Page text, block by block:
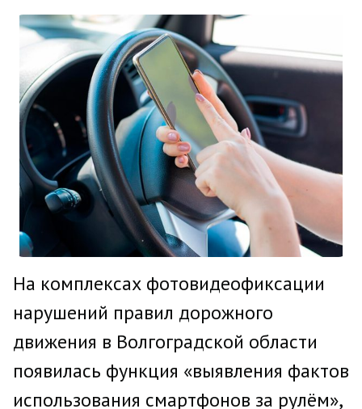
На комплексах фотовидеофиксации
нарушений правил дорожного
движения в Волгоградской области
появилась функция «выявления фактов
использования смартфонов за рулём»,